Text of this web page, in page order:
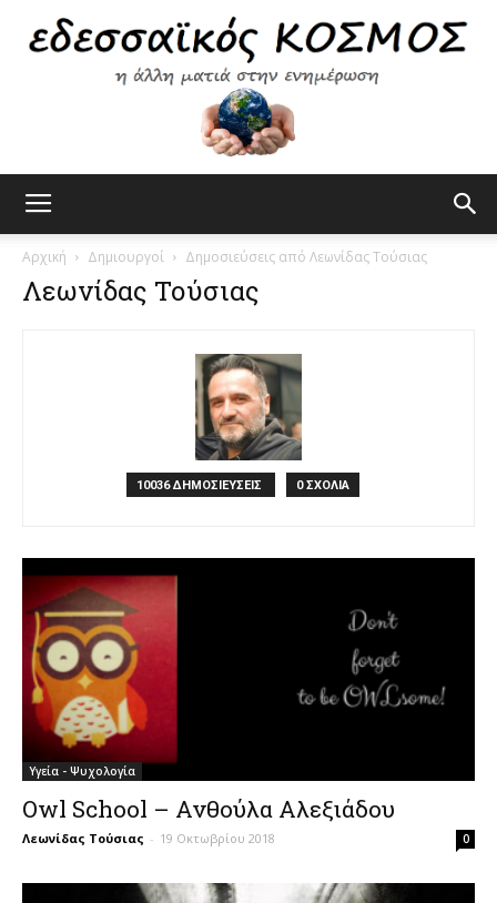
Αρχική Δημιουργοί Δημοσιεύσεις από Λεωνίδας Τούσιας
Λεωνίδας Τούσιας
10036 ΔΗΜΟΣΙΕΥΣΕΙΣ 0 ΣΧΟΛΙΑ
Υγεία - Ψυχολογία
Owl School – Ανθούλα Αλεξιάδου
Λεωνίδας Τούσιας - 19 Οκτωβρίου 2018 0